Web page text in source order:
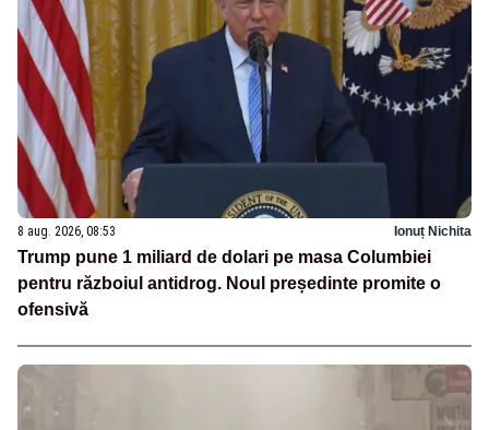
8 aug. 2026, 08:53 Ionuț Nichita
Trump pune 1 miliard de dolari pe masa Columbiei
pentru războiul antidrog. Noul președinte promite o
ofensivă